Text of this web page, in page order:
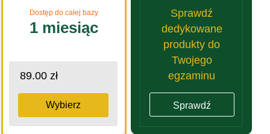
Dostęp do całej bazy
1 miesiąc
89.00 zł
Wybierz
Sprawdź
dedykowane
produkty do
Twojego
egzaminu
Sprawdź